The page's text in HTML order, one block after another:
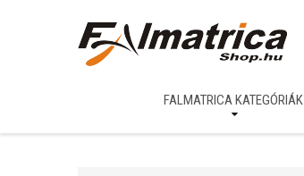
FALMATRICA KATEGÓRIÁK